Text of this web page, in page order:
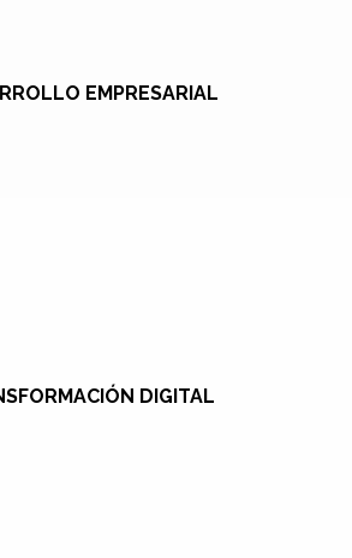
EMPRESARIAL
DIGITAL